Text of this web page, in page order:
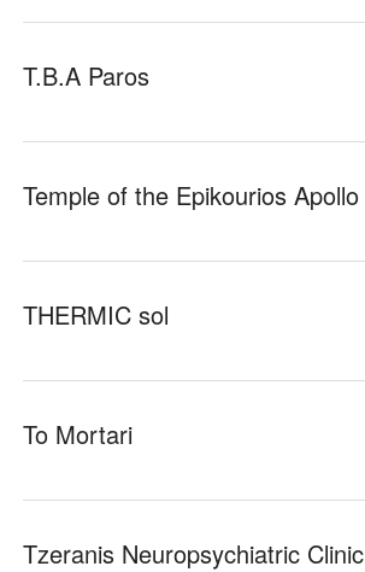
T.B.A Paros
Temple of the Epikourios Apollo
THERMIC sol
To Mortari
Tzeranis Neuropsychiatric Clinic